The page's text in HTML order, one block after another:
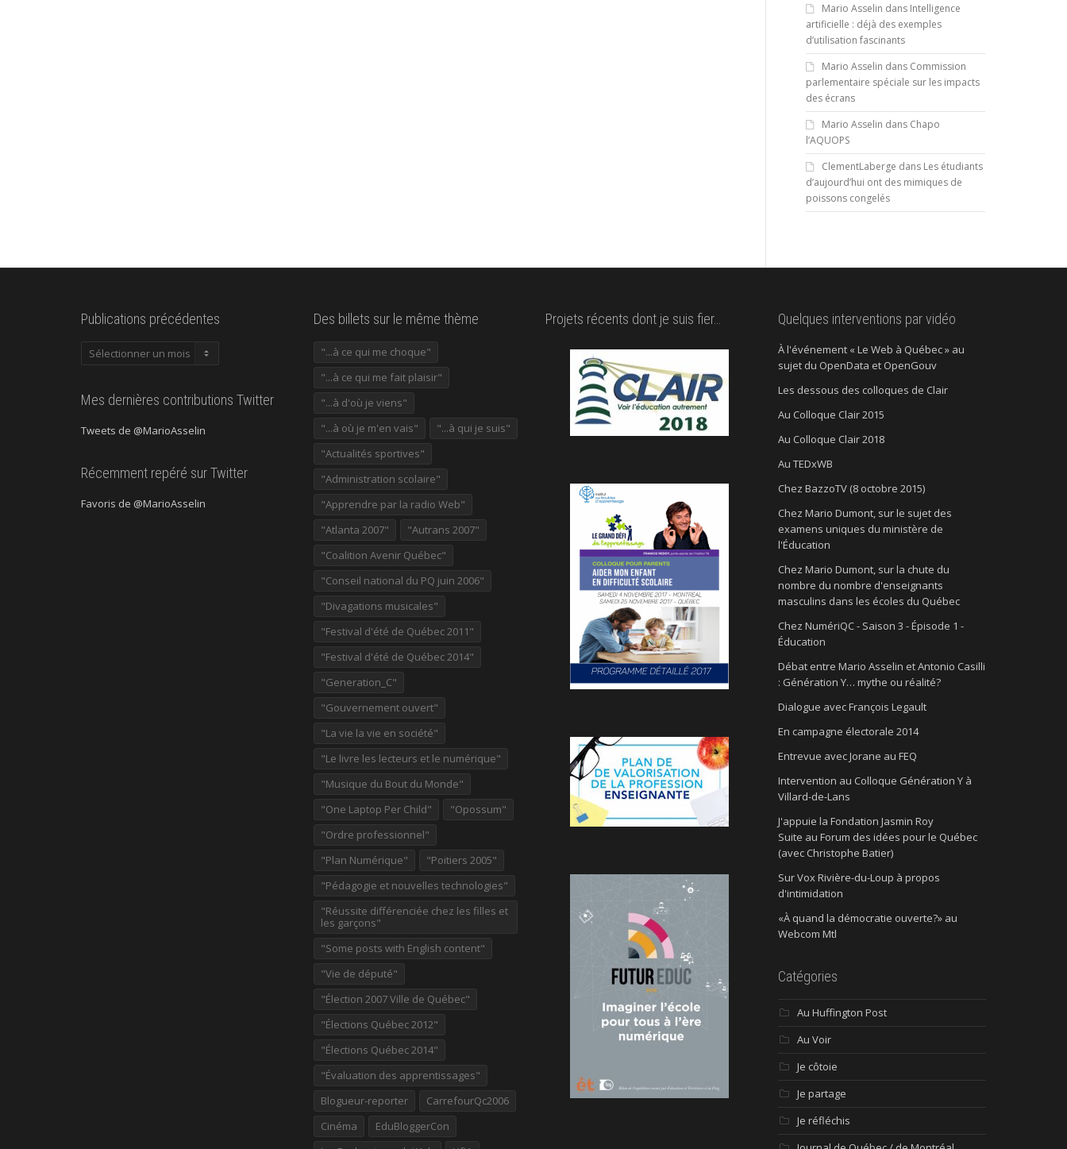
Mario Asselin dans Intelligence
artificielle : déjà des exemples
d’utilisation fascinants
Mario Asselin dans Commission
parlementaire spéciale sur les impacts
des écrans
Mario Asselin dans Chapo
l’AQUOPS
ClementLaberge dans Les étudiants
d’aujourd’hui ont des mimiques de
poissons congelés
Publications précédentes
Publications
Mes dernières contributions Twitter
Tweets de @MarioAsselin
Récemment repéré sur Twitter
Favoris de @MarioAsselin
Des billets sur le même thème
"...à ce qui me choque"
"...à ce qui me fait plaisir"
"...à d'où je viens"
"...à où je m'en vais"
"...à qui je suis"
"Actualités sportives"
"Administration scolaire"
"Apprendre par la radio Web"
"Atlanta 2007"
"Autrans 2007"
"Coalition Avenir Québec"
"Conseil national du PQ juin 2006"
"Divagations musicales"
"Festival d'été de Québec 2011"
"Festival d'été de Québec 2014"
"Generation_C"
"Gouvernement ouvert"
"La vie la vie en société"
"Le livre les lecteurs et le numérique"
"Musique du Bout du Monde"
"One Laptop Per Child"
"Opossum"
"Ordre professionnel"
"Plan Numérique"
"Poitiers 2005"
"Pédagogie et nouvelles technologies"
"Réussite différenciée chez les filles et
les garçons"
"Some posts with English content"
"Vie de député"
"Élection 2007 Ville de Québec"
"Élections Québec 2012"
"Élections Québec 2014"
"Évaluation des apprentissages"
Blogueur-reporter
CarrefourQc2006
Cinéma
EduBloggerCon
Projets récents dont je suis fier… Quelques interventions par vidéo
À l'événement « Le Web à Québec » au
sujet du OpenData et OpenGouv
Les dessous des colloques de Clair
Au Colloque Clair 2015
Au Colloque Clair 2018
Au TEDxWB
Chez BazzoTV (8 octobre 2015)
Chez Mario Dumont, sur le sujet des
examens uniques du ministère de
l'Éducation
Chez Mario Dumont, sur la chute du
nombre du nombre d'enseignants
masculins dans les écoles du Québec
Chez NumériQC - Saison 3 - Épisode 1 -
Éducation
Débat entre Mario Asselin et Antonio Casilli
: Génération Y… mythe ou réalité?
Dialogue avec François Legault
En campagne électorale 2014
Entrevue avec Jorane au FEQ
Intervention au Colloque Génération Y à
Villard-de-Lans
J'appuie la Fondation Jasmin Roy
Suite au Forum des idées pour le Québec
(avec Christophe Batier)
Sur Vox Rivière-du-Loup à propos
d'intimidation
«À quand la démocratie ouverte?» au
Webcom Mtl
Catégories
Au Huffington Post
Au Voir
Je côtoie
Je partage
Je réfléchis